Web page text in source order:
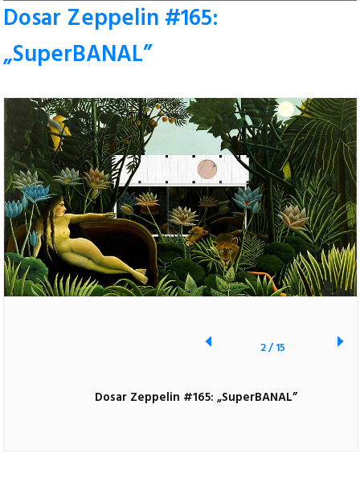
Dosar Zeppelin #165:
„SuperBANAL”
Dosar Zeppelin #165: „SuperBANAL”
2/15